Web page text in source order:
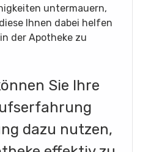
untermauern,
Ihnen dabei helfen
der Apotheke zu
Sie Ihre
dazu nutzen,